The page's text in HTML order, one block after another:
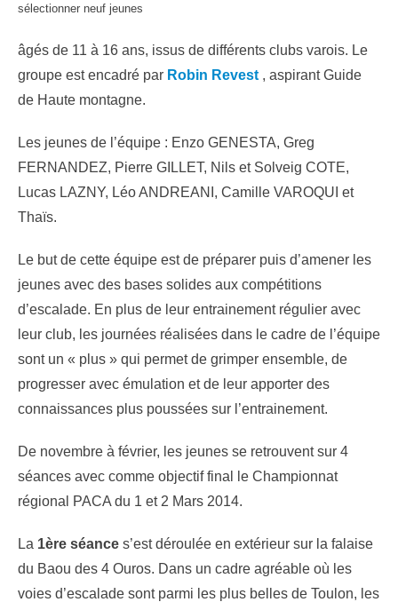
sélectionner neuf jeunes
âgés de 11 à 16 ans, issus de différents clubs varois. Le
groupe est encadré par Robin Revest , aspirant Guide
de Haute montagne.
Les jeunes de l’équipe : Enzo GENESTA, Greg
FERNANDEZ, Pierre GILLET, Nils et Solveig COTE,
Lucas LAZNY, Léo ANDREANI, Camille VAROQUI et
Thaïs.
Le but de cette équipe est de préparer puis d’amener les
jeunes avec des bases solides aux compétitions
d’escalade. En plus de leur entrainement régulier avec
leur club, les journées réalisées dans le cadre de l’équipe
sont un « plus » qui permet de grimper ensemble, de
progresser avec émulation et de leur apporter des
connaissances plus poussées sur l’entrainement.
De novembre à février, les jeunes se retrouvent sur 4
séances avec comme objectif final le Championnat
régional PACA du 1 et 2 Mars 2014.
La 1ère séance s’est déroulée en extérieur sur la falaise
du Baou des 4 Ouros. Dans un cadre agréable où les
voies d’escalade sont parmi les plus belles de Toulon, les